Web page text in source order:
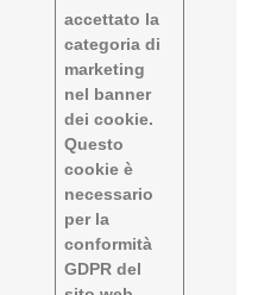
accettato la
categoria di
marketing
nel banner
dei cookie.
Questo
cookie è
necessario
per la
conformità
GDPR del